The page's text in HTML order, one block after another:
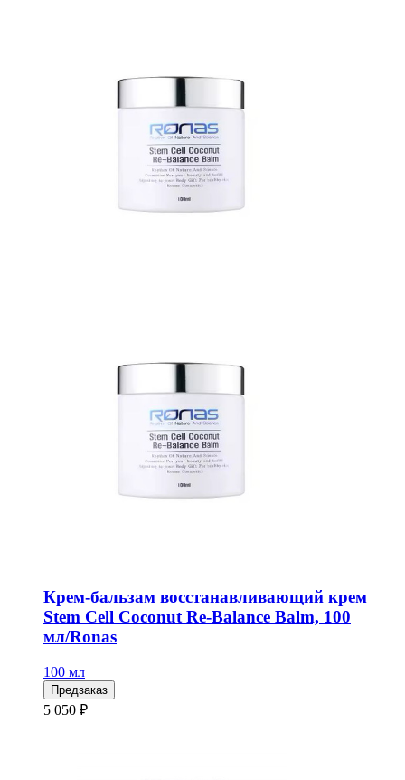
Крем-бальзам восстанавливающий крем
Stem Cell Coconut Re-Balance Balm, 100
мл/Ronas
100 мл
Предзаказ
5 050 ₽